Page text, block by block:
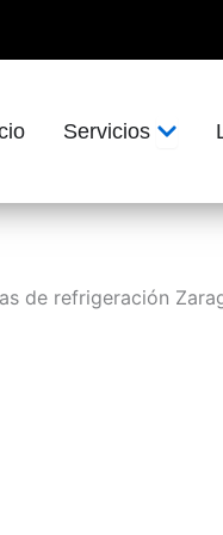
Servicios Open